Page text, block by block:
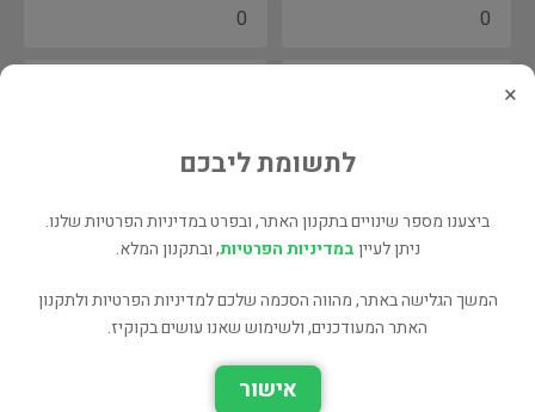
הקדשת המחבר\המתרגם
×
לתשומת ליבכם
ביצענו מספר שינויים בתקנון האתר, ובפרט במדיניות הפרטיות שלנו.
ניתן לעייןבמדיניות הפרטיות, ובתקנון המלא.
המשך הגלישה באתר, מהווה הסכמה שלכם למדיניות הפרטיות ולתקנון
האתר המעודכנים, ולשימוש שאנו עושים בקוקיז.
אישור